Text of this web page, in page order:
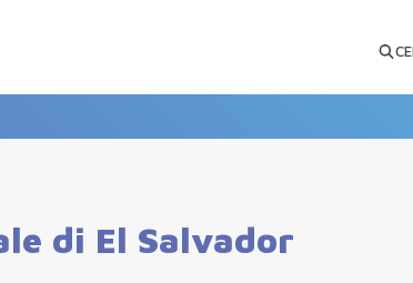
di El Salvador